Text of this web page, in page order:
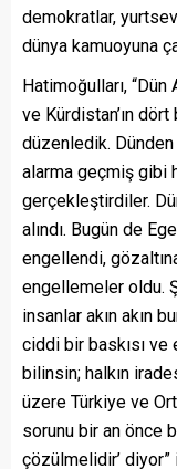
demokratlar,
dünya kamuoyuna
Hatimoğulları, “Dün
ve Kürdistan’ın
düzenledik.
alarma geçmiş gibi
gerçekleştirdiler.
alındı. Bugün de
engellendi,
engellemeler oldu.
insanlar akın akın
ciddi bir baskısı ve
bilinsin; halkın
üzere Türkiye ve
sorunu bir an önce
çözülmelidir’ diyor”